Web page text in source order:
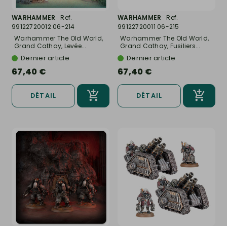
WARHAMMER
Ref.
99122720012 06-214
Warhammer The Old World,
Grand Cathay, Levée...
Dernier article
67,40 €
DÉTAIL
WARHAMMER
Ref.
99122720011 06-215
Warhammer The Old World,
Grand Cathay, Fusiliers...
Dernier article
67,40 €
DÉTAIL